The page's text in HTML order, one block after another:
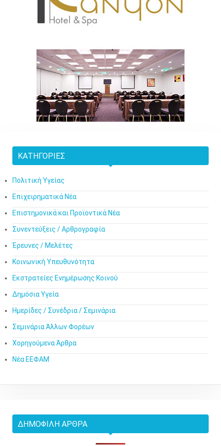
ΚΑΤΗΓΟΡΊΕΣ
Πολιτική Υγείας
Επιχειρηματικά Νέα
Επιστημονικά και Προϊοντικά Νέα
Συνεντεύξεις / Αρθρογραφία
Έρευνες / Μελέτες
Κοινωνική Υπευθυνότητα
Εκστρατείες Ενημέρωσης Κοινού
Δημόσια Υγεία
Ημερίδες / Συνέδρια / Σεμινάρια
Σεμινάρια Άλλων Φορέων
Χορηγούμενα Άρθρα
Νέα ΕΕΦΑΜ
ΔΗΜΟΦΙΛΉ ΆΡΘΡΑ